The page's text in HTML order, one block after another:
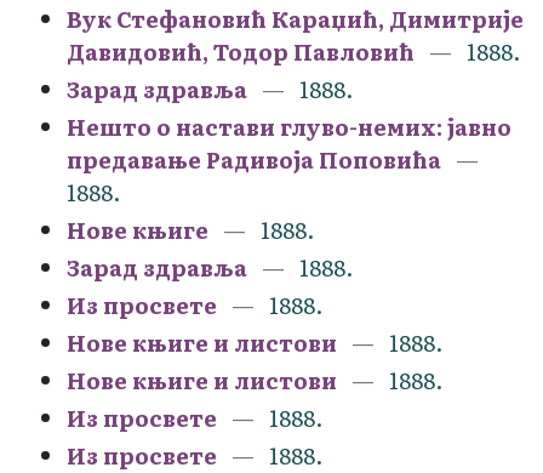
Вук Стефановић Караџић, Димитрије
Давидовић, Тодор Павловић
1888.
Зарад здравља
1888.
Нешто о настави глуво-немих: јавно
предавање Радивоја Поповића
1888.
Нове књиге
1888.
Зарад здравља
1888.
Из просвете
1888.
Нове књиге и листови
1888.
Нове књиге и листови
1888.
Из просвете
1888.
Из просвете
1888.